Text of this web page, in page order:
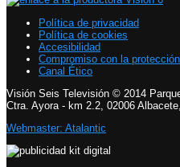
Política de privacidad
Política de cookies
Accesibilidad
Compromiso con la
Canal Ético
Visión Seis Televisión © 2014
Ctra. Ayora - km 2.2, 02006
Webmaster: Atalantic